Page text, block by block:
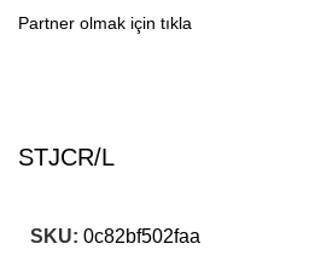
Partner olmak için tıkla
STJCR/L
SKU:0c82bf502faa